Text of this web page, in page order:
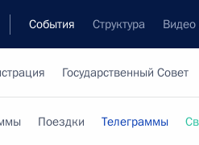
События Структура Видео
Государственный Совет
Поездки Телеграммы